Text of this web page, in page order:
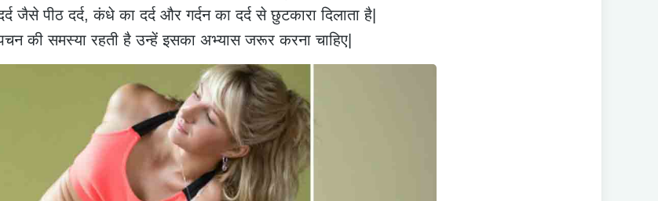
जैसे पीठ दर्द,कंधे का दर्दऔर गर्दन का दर्द से छुटकारा दिलाता है|
की समस्या रहती है उन्हें इसका अभ्यास जरूर करना चाहिए|